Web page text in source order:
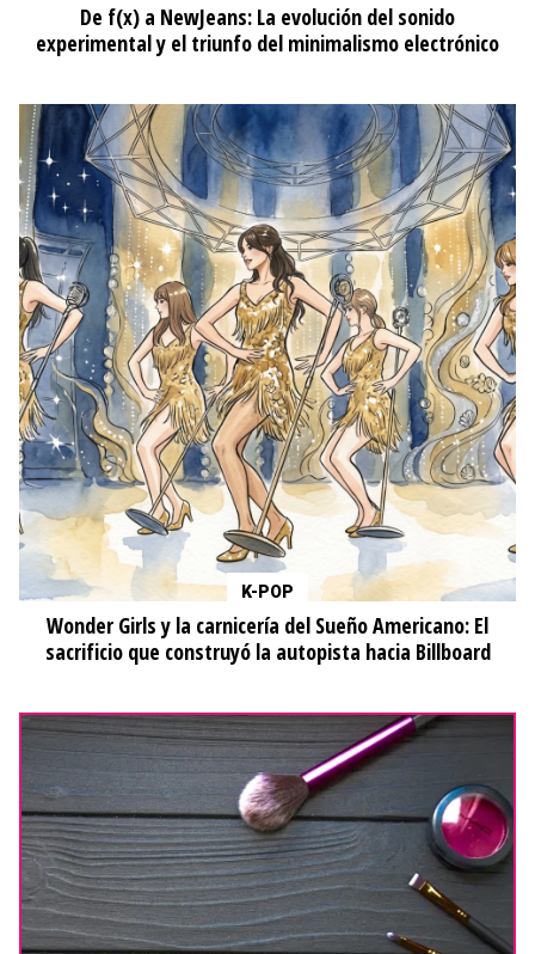
De f(x) a NewJeans: La evolución del sonido
experimental y el triunfo del minimalismo electrónico
K-POP
Wonder Girls y la carnicería del Sueño Americano: El
sacrificio que construyó la autopista hacia Billboard